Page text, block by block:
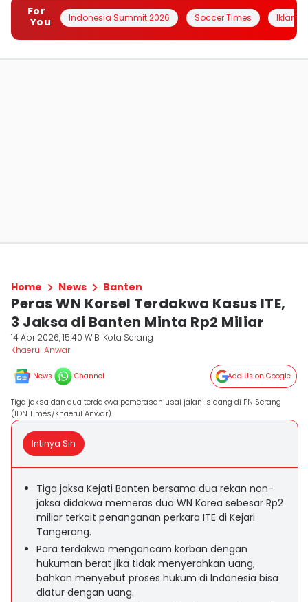
For
You
Indonesia Summit 2026 Soccer Times Iklanin
Home News Banten
Peras WN Korsel Terdakwa Kasus ITE,
3 Jaksa di Banten Minta Rp2 Miliar
14 Apr 2026, 15:40 WIB Kota Serang
Khaerul Anwar
News Channel Add Us on Google
Tiga jaksa dan dua terdakwa pemerasan usai jalani sidang di PN Serang
(IDN Times/Khaerul Anwar).
Intinya Sih
Tiga jaksa Kejati Banten bersama dua rekan non-
jaksa didakwa memeras dua WN Korea sebesar Rp2
miliar terkait penanganan perkara ITE di Kejari
Tangerang.
Para terdakwa mengancam korban dengan
hukuman berat jika tidak menyerahkan uang,
bahkan menyebut proses hukum di Indonesia bisa
diatur dengan uang.